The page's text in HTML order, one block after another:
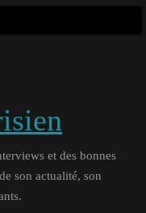
et des bonnes
son actualité, son